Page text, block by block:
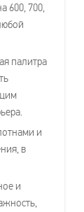
600, 700,
палитра
и
в
и